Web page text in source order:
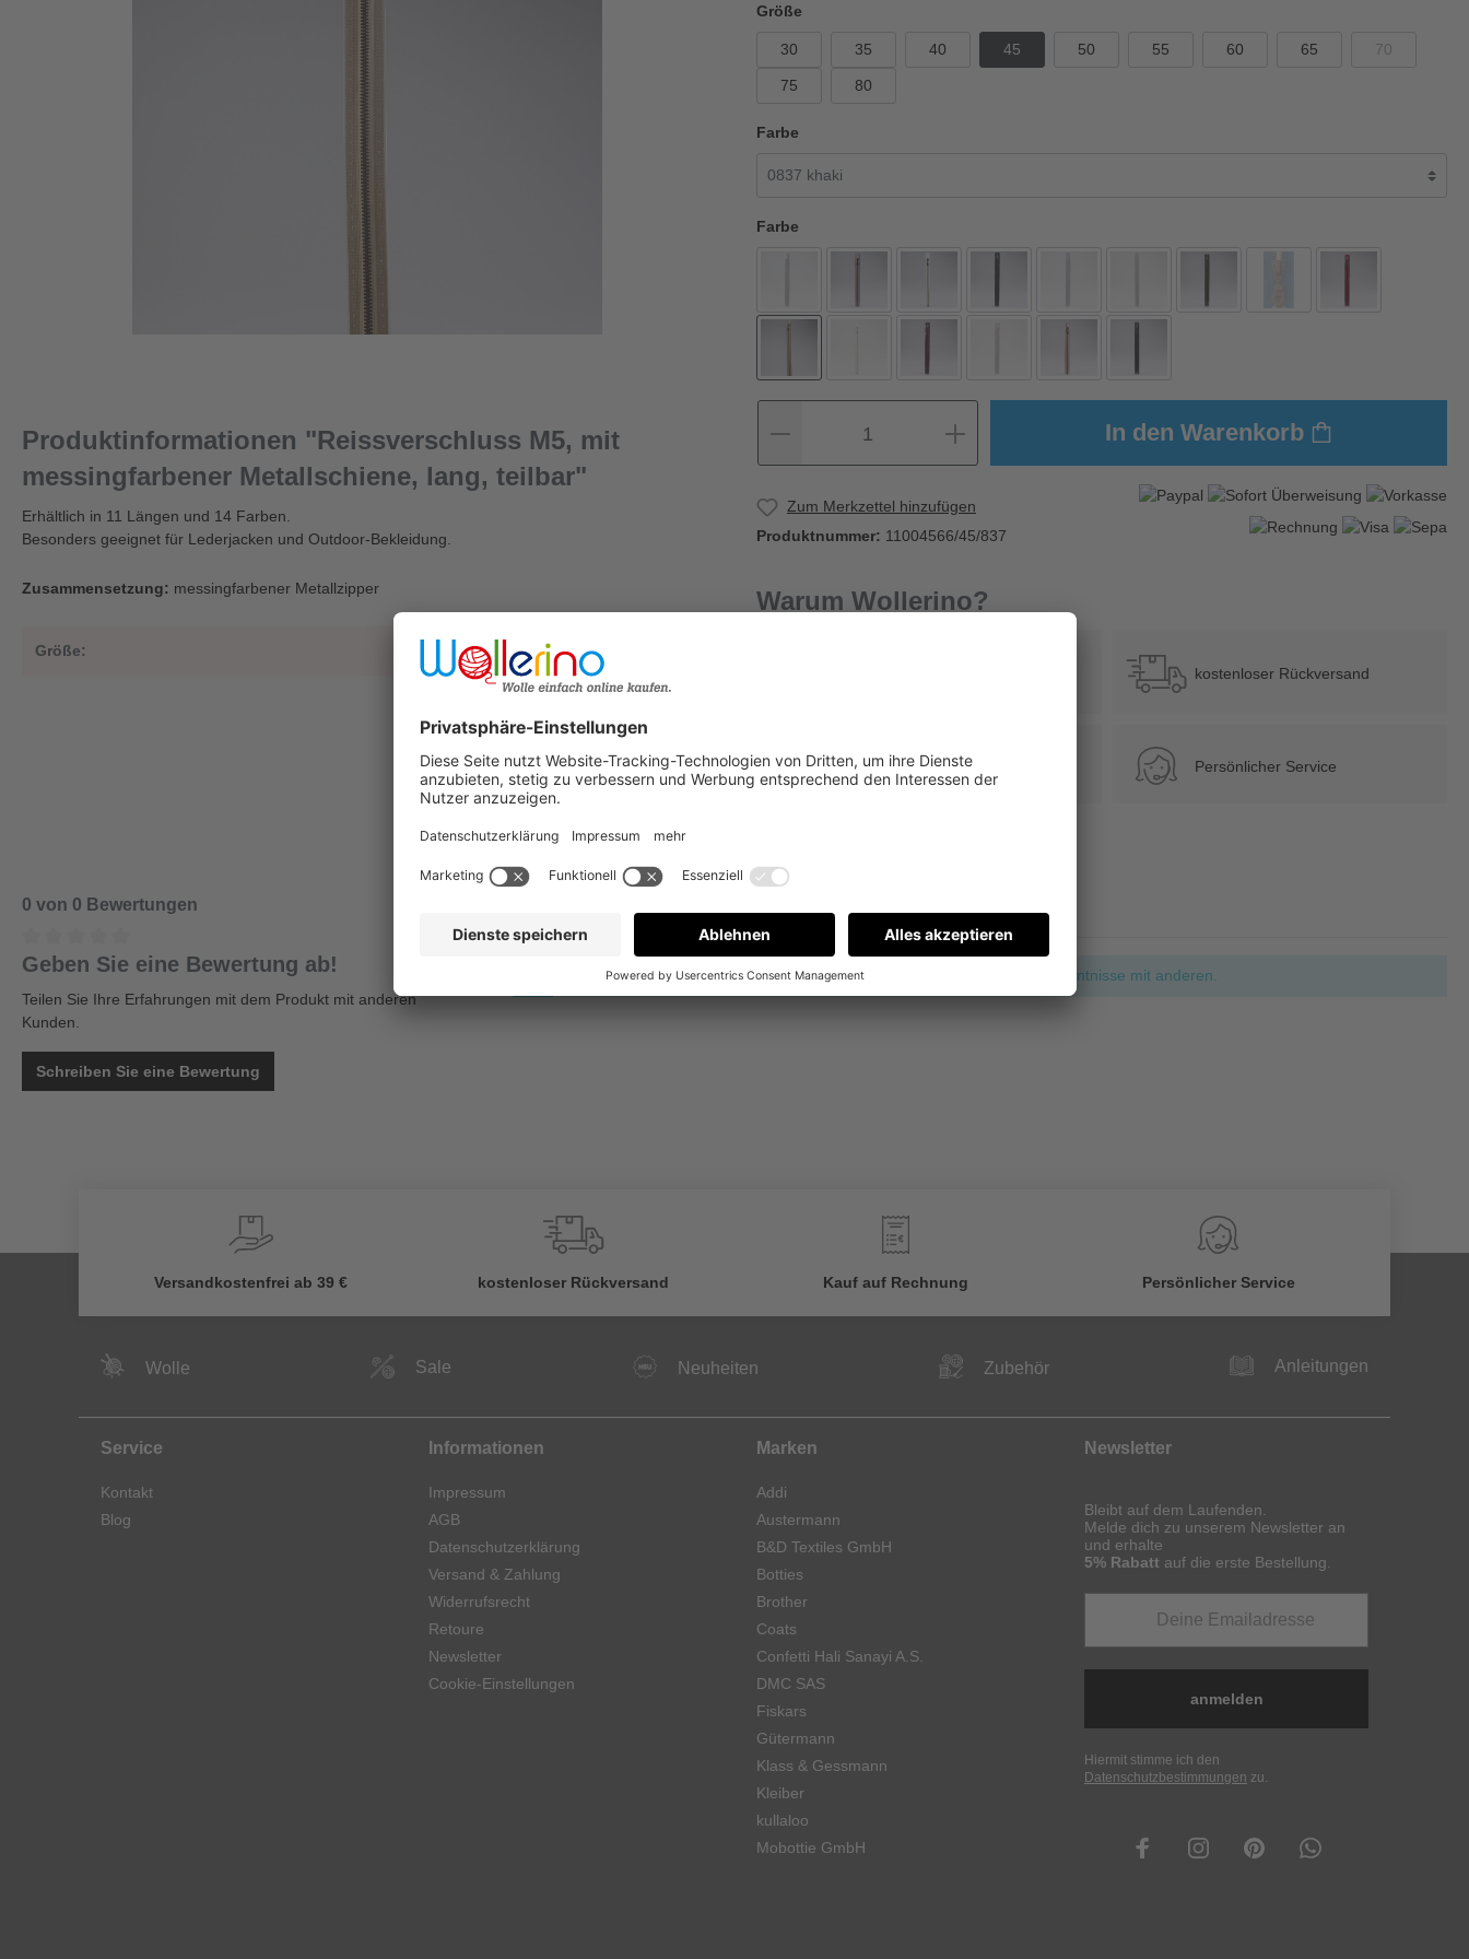
Produktinformationen "Reissverschluss M5, mit
messingfarbener Metallschiene, lang, teilbar"
Erhältlich in 11 Längen und 14 Farben.
Besonders geeignet für Lederjacken und Outdoor-Bekleidung.
Zusammensetzung: messingfarbener Metallzipper
Größe: 45
Größe
30 35 40 45 50 55 60 65 70
75 80
Farbe
Farbe
1 In den Warenkorb
Zum Merkzettel hinzufügen
Produktnummer: 11004566/45/837
Warum Wollerino?
kostenloser Rückversand
Kauf auf Rechnung Persönlicher Service
0 von 0 Bewertungen
Geben Sie eine Bewertung ab!
Teilen Sie Ihre Erfahrungen mit dem Produkt mit anderen
Kunden.
Schreiben Sie eine Bewertung
Keine Bewertungen gefunden. Gehen Sie voran und teilen Sie Ihre Erkenntnisse mit anderen.
Versandkostenfrei ab 39 € kostenloser Rückversand
€
Kauf auf Rechnung Persönlicher Service
Wolle Sale Neuheiten Zubehör Anleitungen
Service
Kontakt
Blog
Informationen
Impressum
AGB
Datenschutzerklärung
Versand & Zahlung
Widerrufsrecht
Retoure
Newsletter
Cookie-Einstellungen
Marken
Addi
Austermann
B&D Textiles GmbH
Botties
Brother
Coats
Confetti Hali Sanayi A.S.
DMC SAS
Fiskars
Gütermann
Klass & Gessmann
Kleiber
kullaloo
Mobottie GmbH
Newsletter
Bleibt auf dem Laufenden.
Melde dich zu unserem Newsletter an
und erhalte
5% Rabatt auf die erste Bestellung.
anmelden
Hiermit stimme ich den
Datenschutzbestimmungen zu.